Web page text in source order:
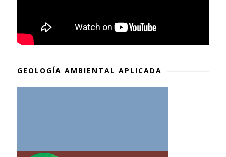
GEOLOGÍA AMBIENTAL APLICADA